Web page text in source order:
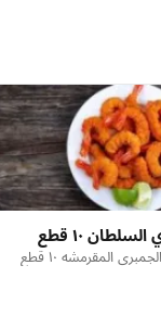
١٠ قطع
المقرمشه ١٠ قطع